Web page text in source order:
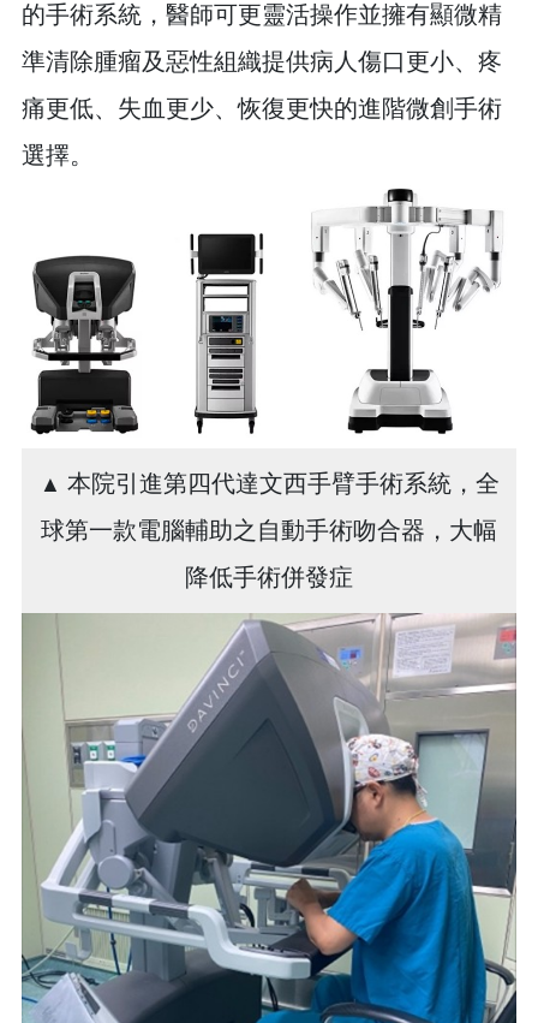
的手術系統，醫師可更靈活操作並擁有顯微精
準清除腫瘤及惡性組織提供病人傷口更小、疼
痛更低、失血更少、恢復更快的進階微創手術
選擇。
▲ 本院引進第四代達文西手臂手術系統，全
球第一款電腦輔助之自動手術吻合器，大幅
降低手術併發症